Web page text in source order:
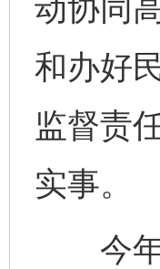
动协同
和办好
监督责
实事。
今年